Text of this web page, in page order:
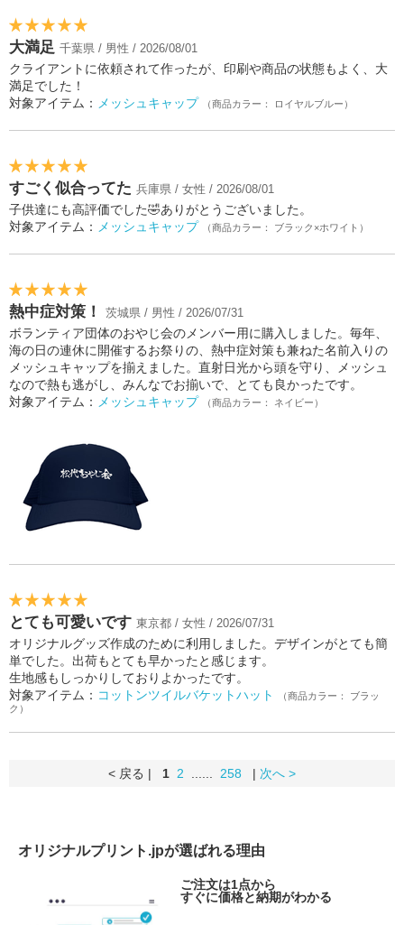
大満足 千葉県 / 男性 / 2026/08/01
クライアントに依頼されて作ったが、印刷や商品の状態もよく、大
満足でした！
対象アイテム：
メッシュキャップ （商品カラー： ロイヤルブルー）
すごく似合ってた 兵庫県 / 女性 / 2026/08/01
子供達にも高評価でした🤣ありがとうございました。
対象アイテム：
メッシュキャップ （商品カラー： ブラック×ホワイト）
熱中症対策！ 茨城県 / 男性 / 2026/07/31
ボランティア団体のおやじ会のメンバー用に購入しました。毎年、
海の日の連休に開催するお祭りの、熱中症対策も兼ねた名前入りの
メッシュキャップを揃えました。直射日光から頭を守り、メッシュ
なので熱も逃がし、みんなでお揃いで、とても良かったです。
対象アイテム：
メッシュキャップ （商品カラー： ネイビー）
とても可愛いです 東京都 / 女性 / 2026/07/31
オリジナルグッズ作成のために利用しました。デザインがとても簡
単でした。出荷もとても早かったと感じます。
生地感もしっかりしておりよかったです。
対象アイテム： コットンツイルバケットハット
（商品カラー： ブラッ
ク）
< 戻る | 1 2 258 | 次へ >
オリジナルプリント.jpが選ばれる理由
ご注文は1点から
すぐに価格と納期がわかる